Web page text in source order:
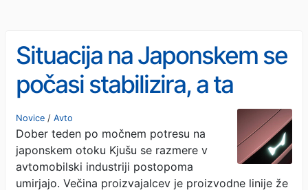
Situacija na Japonskem se
počasi stabilizira, a ta
proizvajalec ima še vedno
težave
Novice / Avto
Dober teden po močnem potresu na
japonskem otoku Kjušu se razmere v
avtomobilski industriji postopoma
umirjajo. Večina proizvajalcev je proizvodne linije že